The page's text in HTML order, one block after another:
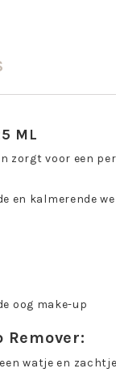
ML
zorgt voor een
en kalmerende
oog make-up
Remover:
watje en